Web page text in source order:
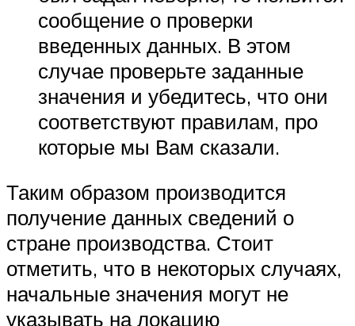
сообщение о проверки
введенных данных. В этом
случае проверьте заданные
значения и убедитесь, что они
соответствуют правилам, про
которые мы Вам сказали.
Таким образом производится
получение данных сведений о
стране производства. Стоит
отметить, что в некоторых случаях,
начальные значения могут не
указывать на локацию